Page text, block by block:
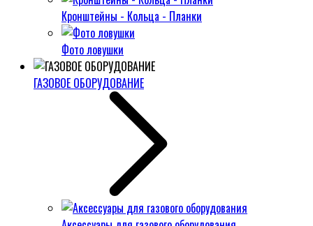
Кронштейны - Кольца - Планки
Фото ловушки
ГАЗОВОЕ ОБОРУДОВАНИЕ